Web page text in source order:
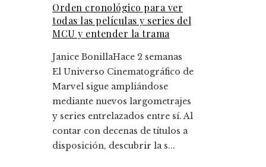
Orden cronológico para ver
todas las películas y series del
MCU y entender la trama
Janice BonillaHace 2 semanas
El Universo Cinematográfico de
Marvel sigue ampliándose
mediante nuevos largometrajes
y series entrelazados entre sí. Al
contar con decenas de títulos a
disposición, descubrir la s...